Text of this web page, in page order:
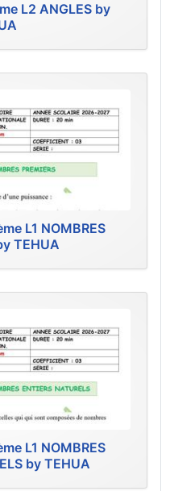
L2 ANGLES by
L1 NOMBRES
TEHUA
L1 NOMBRES
by TEHUA